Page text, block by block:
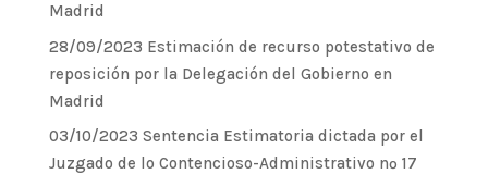
Madrid
28/09/2023 Estimación de recurso potestativo de
reposición por la Delegación del Gobierno en
Madrid
03/10/2023 Sentencia Estimatoria dictada por el
Juzgado de lo Contencioso-Administrativo nº 17